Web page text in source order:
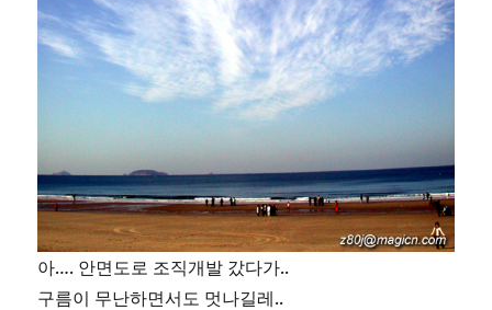
아…. 안면도로 조직개발 갔다가..
구름이 무난하면서도 멋나길레..